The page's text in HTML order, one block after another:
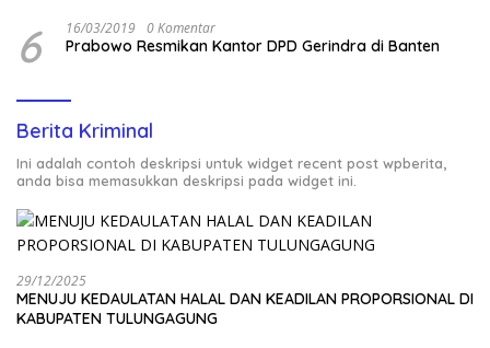
6 16/03/2019 0 Komentar
Prabowo Resmikan Kantor DPD Gerindra di Banten
Berita Kriminal
Ini adalah contoh deskripsi untuk widget recent post wpberita,
anda bisa memasukkan deskripsi pada widget ini.
29/12/2025
MENUJU KEDAULATAN HALAL DAN KEADILAN PROPORSIONAL DI
KABUPATEN TULUNGAGUNG